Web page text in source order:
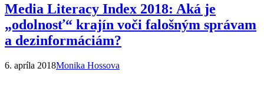
Media Literacy Index 2018: Aká je
„odolnosť“ krajín voči falošným správam
a dezinformáciám?
6. apríla 2018Monika Hossova